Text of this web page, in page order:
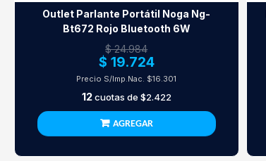
Outlet Parlante Portátil Noga Ng-
Bt672 Rojo Bluetooth 6W
$ 24.984
$ 19.724
Precio S/Imp.Nac. $16.301
12cuotas de $2.422
AGREGAR